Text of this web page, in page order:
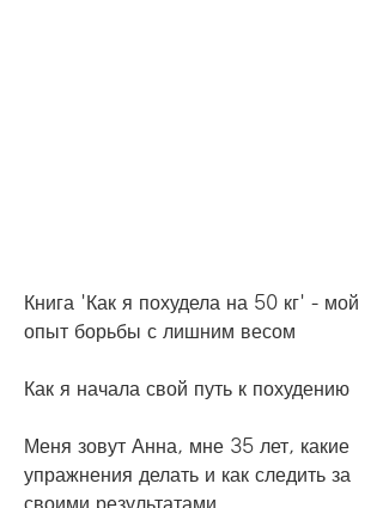
Книга 'Как я похудела на 50 кг' - мой
опыт борьбы с лишним весом
Как я начала свой путь к похудению
Меня зовут Анна, мне 35 лет, какие
упражнения делать и как следить за
своими результатами.